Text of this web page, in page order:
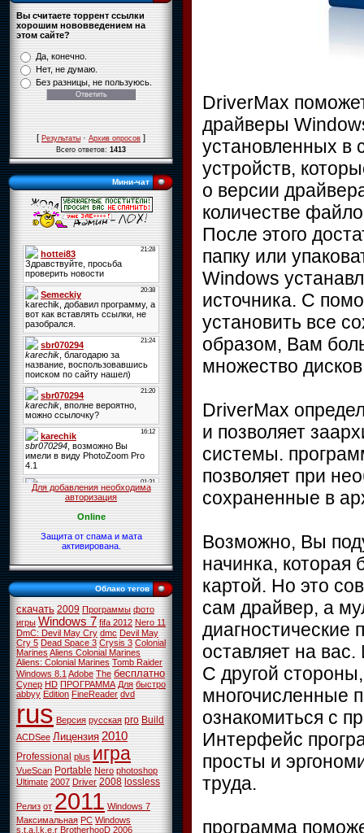
Вы считаете торрент ссылки
хорошим нововведением на
этом сайте?
Да, конечно.
Нет, не думаю.
Без разницы, не пользуюсь.
[Результаты·Архив опросов]
Всего ответов:1413
Мини-чат
Для добавления необходима
авторизация
Online
Защита от спама и мата
активирована.
Облако тегов
скачать 2009 Программы фото
игры Windows 7 fifa 2012 Nero 11
DmC: Devil May Cry dmc Devil May
Cry 5 Dead Space 3 Crysis 3 Colonial
MarinesAliens Colonial Marines
Aliens: Colonial Marines Tomb Raider
Windows 8.1Adobe The бесплатно
Супер HD ПРОГРАММА Для быстро
abbyy Edition FineReader dvd
rus Версия русская pro Build
ACDSee Лицензия 2010
Professional plus игра
VueScan Portable Nero photoshop
Ultimate 2007 Driver 2008 lossless
Релиз от 2011 Windows 7
Максимальная PC Windows
s.t.a.l.k.e.r BrotherhooD 2006
DriverMax
драйверы
установленных в
устройств,
о версии
количестве
После этого
папку или
Windows
источника. С
установить все
образом, Вам
множество
DriverMax
и позволяет
системы.
позволяет при
сохраненные в
Возможно, Вы
начинка, которая
картой. Но это
сам драйвер, а
диагностические
оставляет на
С другой
многочисленные
ознакомиться с
Интерфейс
просты и
труда.
программа